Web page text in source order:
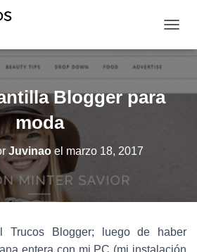
A
V
E
Blogger para
moda
Juvinaoel marzo 18, 2017
Trucos Blogger; luego de haber
entera con mi PC (mi instalación